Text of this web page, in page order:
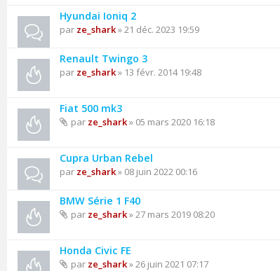
Hyundai Ioniq 2
par ze_shark» 21 déc. 2023 19:59
Renault Twingo 3
par ze_shark» 13 févr. 2014 19:48
Fiat 500 mk3
par ze_shark» 05 mars 2020 16:18
Cupra Urban Rebel
par ze_shark» 08 juin 2022 00:16
BMW Série 1 F40
par ze_shark» 27 mars 2019 08:20
Honda Civic FE
par ze_shark» 26 juin 2021 07:17